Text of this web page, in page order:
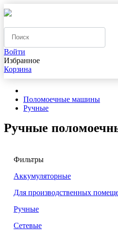
Войти
Избранное
Корзина
Поломоечные машины
Ручные
Ручные
Фильтры
Аккумуляторные
Для производственных
Ручные
Сетевые